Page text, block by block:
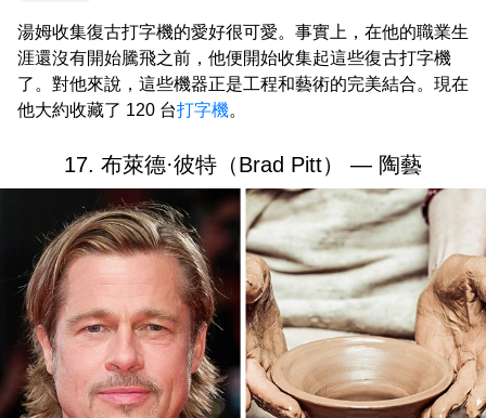
湯姆收集復古打字機的愛好很可愛。事實上，在他的職業生
涯還沒有開始騰飛之前，他便開始收集起這些復古打字機
了。對他來說，這些機器正是工程和藝術的完美結合。現在
他大約收藏了 120 台打字機。
17. 布萊德·彼特（Brad Pitt） — 陶藝